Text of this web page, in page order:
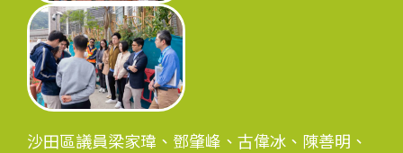
資訊中心
沙田區議員梁家瑋、鄧肇峰、古偉冰、陳善明、